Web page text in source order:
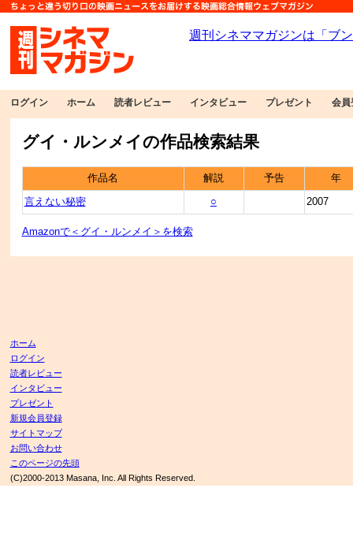
ログイン ホーム 読者レビュー インタビュー プレゼント 会員
グイ・ルンメイの作品検索結果
作品名 解説 予告 年
言えない秘密 ○ 2007
Amazonで＜グイ・ルンメイ＞を検索
ホーム
ログイン
読者レビュー
インタビュー
プレゼント
新規会員登録
サイトマップ
お問い合わせ
このページの先頭
(C)2000-2013 Masana, Inc. All Rights Reserved.